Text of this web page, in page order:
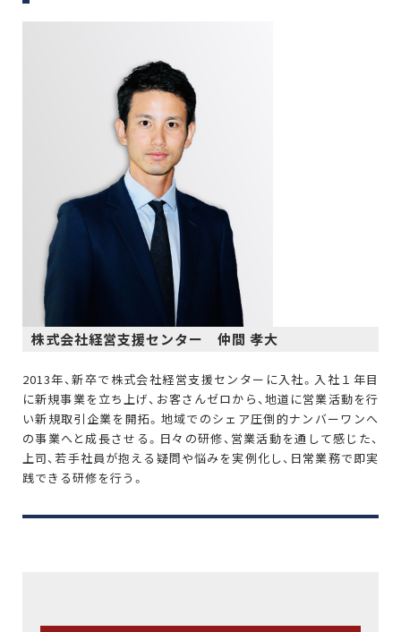
株式会社経営支援センター 仲間 孝大
2013年、新卒で株式会社経営支援センターに入社。入社１年目
に新規事業を立ち上げ、お客さんゼロから、地道に営業活動を行
い新規取引企業を開拓。地域でのシェア圧倒的ナンバーワンへ
の事業へと成長させる。日々の研修、営業活動を通して感じた、
上司、若手社員が抱える疑問や悩みを実例化し、日常業務で即実
践できる研修を行う。